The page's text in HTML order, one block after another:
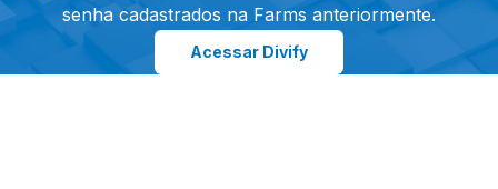
senha cadastrados na Farms anteriormente.
Acessar Divify